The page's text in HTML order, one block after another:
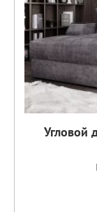
Угловой